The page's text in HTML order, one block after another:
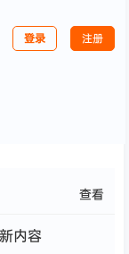
登录 注册
查看
内容